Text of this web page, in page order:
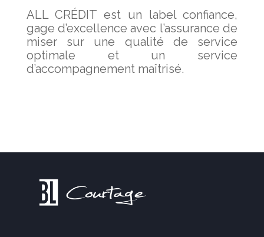
ALL CRÉDIT est un label confiance,
gage d’excellence avec l’assurance de
miser sur une qualité de service
optimale et un service
d’accompagnement maîtrisé.